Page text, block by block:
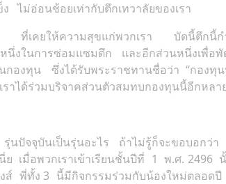
ไม่อ่อนช้อยเท่ากับตึกเทวาลัยของเรา
ที่เคยให้ความสุขแก่พวกเรา บัดนี้ตึกนี้ก
นึ่งในการซ่อมแซมตึก และอีกส่วนหนึ่งเพื่อ
องทุน ซึ่งได้รับพระราชทานชื่อว่า “กองทุ
าได้ร่วมบริจาคส่วนตัวสมทบกองทุนนี้อีกหลา
รุ่นปัจจุบันเป็นรุ่นอะไร ถ้าไม่รู้ก็จะขอบอก
ย เมื่อพวกเราเข้าเรียนชั้นปีที่ 1 พ.ศ.
พี่ทั้ง 3 นี้มีกิจกรรมร่วมกับน้องใหม่ตลอดปี